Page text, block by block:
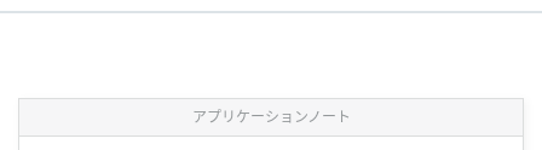
アプリケーションノート